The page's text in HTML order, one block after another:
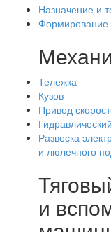
Назначение и
Формирование
Тележка
Кузов
Привод
Развеска
и люлечного
и